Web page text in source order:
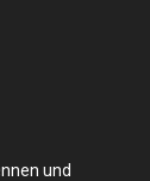
und